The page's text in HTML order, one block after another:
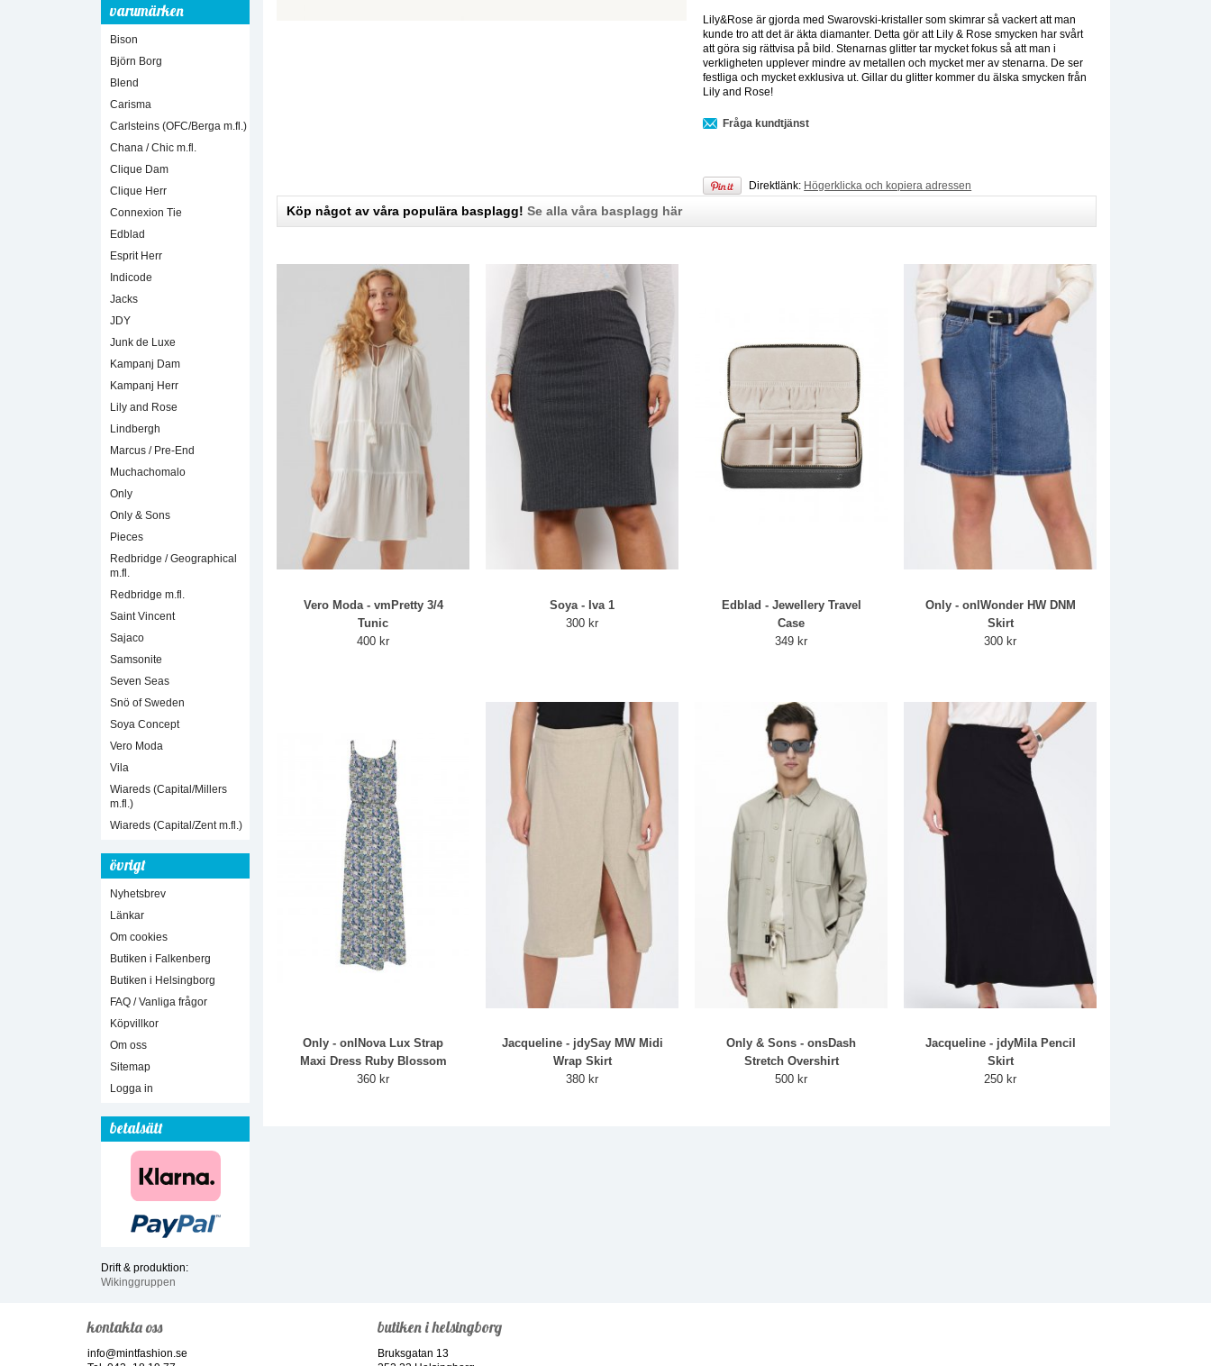
varumärken
Bison
Björn Borg
Blend
Carisma
Carlsteins (OFC/Berga m.fl.)
Chana / Chic m.fl.
Clique Dam
Clique Herr
Connexion Tie
Edblad
Esprit Herr
Indicode
Jacks
JDY
Junk de Luxe
Kampanj Dam
Kampanj Herr
Lily and Rose
Lindbergh
Marcus / Pre-End
Muchachomalo
Only
Only & Sons
Pieces
Redbridge / Geographical
m.fl.
Redbridge m.fl.
Saint Vincent
Sajaco
Samsonite
Seven Seas
Snö of Sweden
Soya Concept
Vero Moda
Vila
Wiareds (Capital/Millers
m.fl.)
Wiareds (Capital/Zent m.fl.)
övrigt
Nyhetsbrev
Länkar
Om cookies
Butiken i Falkenberg
Butiken i Helsingborg
FAQ / Vanliga frågor
Köpvillkor
Om oss
Sitemap
Logga in
betalsätt
Drift & produktion:
Wikinggruppen
Lily&Rose är gjorda med Swarovski-kristaller som skimrar så vackert att man
kunde tro att det är äkta diamanter. Detta gör att Lily & Rose smycken har svårt
att göra sig rättvisa på bild. Stenarnas glitter tar mycket fokus så att man i
verkligheten upplever mindre av metallen och mycket mer av stenarna. De ser
festliga och mycket exklusiva ut. Gillar du glitter kommer du älska smycken från
Lily and Rose!
Fråga kundtjänst
Direktlänk: Högerklicka och kopiera adressen
Köp något av våra populära basplagg! Se alla våra basplagg här
Vero Moda - vmPretty 3/4
Tunic
400 kr
Soya - Iva 1
300 kr
Edblad - Jewellery Travel
Case
349 kr
Only - onlWonder HW DNM
Skirt
300 kr
Only - onlNova Lux Strap
Maxi Dress Ruby Blossom
360 kr
Jacqueline - jdySay MW Midi
Wrap Skirt
380 kr
Only & Sons - onsDash
Stretch Overshirt
500 kr
Jacqueline - jdyMila Pencil
Skirt
250 kr
kontakta oss
info@mintfashion.se
butiken i helsingborg
Bruksgatan 13